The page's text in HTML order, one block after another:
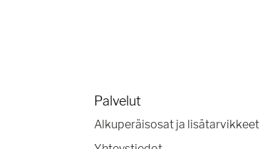
Palvelut
Alkuperäisosat ja lisätarvikkeet